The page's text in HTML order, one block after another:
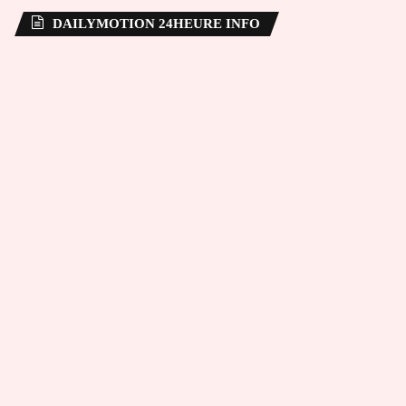
DAILYMOTION 24HEURE INFO